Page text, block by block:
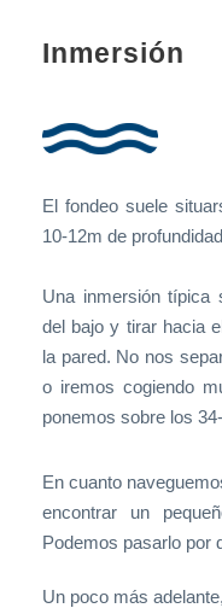
Inmersión
El fondeo suele
10-12m de
Una inmersión típica
del bajo y tirar hacia
la pared. No nos
o iremos cogiendo
ponemos sobre los
En cuanto
encontrar un
Podemos pasarlo por
Un poco más